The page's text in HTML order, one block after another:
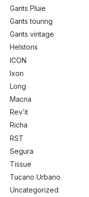
Gants Pluie
Gants touring
Gants vintage
Helstons
ICON
Ixon
Long
Macna
Rev’it
Richa
RST
Segura
Tissue
Tucano Urbano
Uncategorized